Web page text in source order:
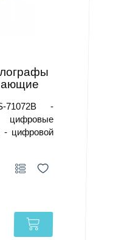
71072B -
- цифровой